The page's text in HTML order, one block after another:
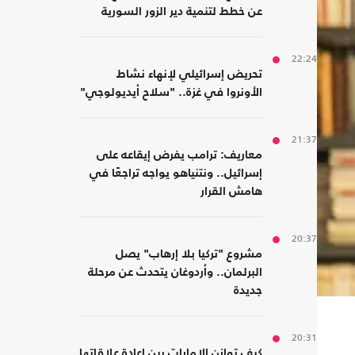
عن خطط لتنمية دير الزور السورية
22:24
تحريض إسرائيلي لإنهاء نشاط
الأونروا في غزة.. "سلاح أيديولوجي"
21:37
معاريف: ترامب يفرض إيقاعه على
إسرائيل.. ونتنياهو يواجه تراجعًا في
هامش القرار
20:37
مشروع "تركيا بلا إرهاب" يصل
البرلمان.. وأردوغان يتحدث عن مرحلة
جديدة
20:31